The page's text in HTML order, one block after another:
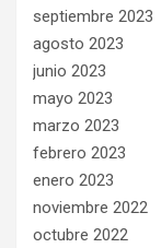
septiembre 2023
agosto 2023
junio 2023
mayo 2023
marzo 2023
febrero 2023
enero 2023
noviembre 2022
octubre 2022